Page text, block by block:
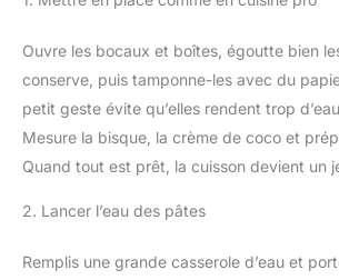
Ouvre les bocaux et boîtes, égoutte bien
conserve, puis tamponne-les avec du
petit geste évite qu’elles rendent trop
Mesure la bisque, la crème de coco et
Quand tout est prêt, la cuisson devient un
2. Lancer l’eau des pâtes
Remplis une grande casserole d’eau et